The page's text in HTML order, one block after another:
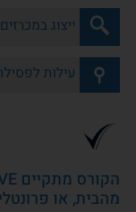
ייצוג
עילות
מהבית, או